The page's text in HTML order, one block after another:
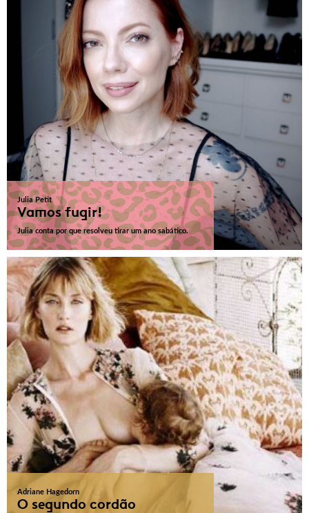
Julia Petit
Vamos fugir!
Julia conta por que resolveu tirar um ano sabático.
Adriane Hagedorn
O segundo cordão